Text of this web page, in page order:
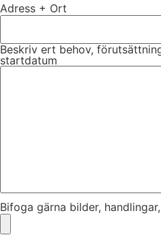
Adress + Ort
Beskriv ert behov,
startdatum
Bifoga gärna bilder,